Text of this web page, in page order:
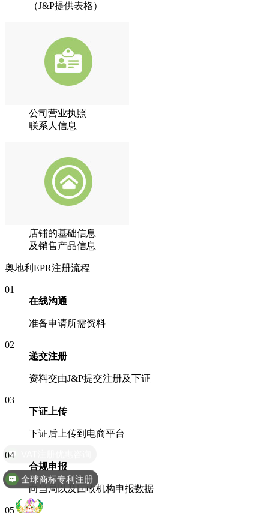
（J&P提供表格）
公司营业执照
联系人信息
店铺的基础信息
及销售产品信息
奥地利EPR注册流程
01
在线沟通
准备申请所需资料
02
递交注册
资料交由J&P提交注册及下证
03
下证上传
下证后上传到电商平台
04
合规申报
向当局以及回收机构申报数据
05
全球商标专利注册